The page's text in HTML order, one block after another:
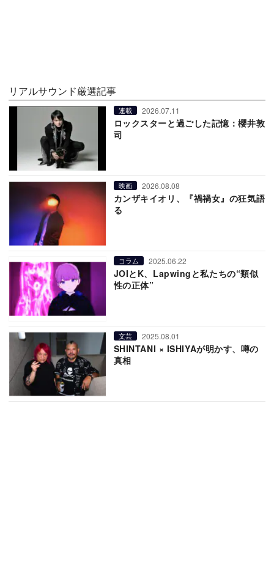
リアルサウンド厳選記事
連載 2026.07.11
ロックスターと過ごした記憶：櫻井敦
司
映画 2026.08.08
カンザキイオリ、『禍禍女』の狂気語
る
コラム 2025.06.22
JOIとK、Lapwingと私たちの“類似
性の正体”
文芸 2025.08.01
SHINTANI × ISHIYAが明かす、噂の
真相